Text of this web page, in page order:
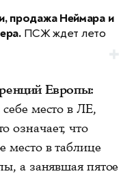
продажа Неймара и
ПСЖ ждет лето
Европы:
себе место в ЛЕ,
означает, что
место в таблице
а занявшая пятое